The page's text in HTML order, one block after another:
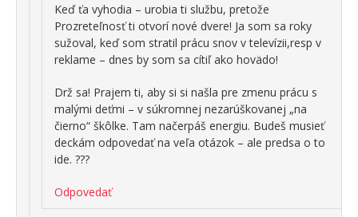
Keď ťa vyhodia – urobia ti službu, pretože
Prozreteľnosť ti otvorí nové dvere! Ja som sa roky
sužoval, keď som stratil prácu snov v televízii,resp v
reklame – dnes by som sa cítiľ ako hovädo!
Drž sa! Prajem ti, aby si si našla pre zmenu prácu s
malými deťmi – v súkromnej nezarúškovanej „na
čierno“ škôlke. Tam načerpáš energiu. Budeš musieť
deckám odpovedať na veľa otázok – ale predsa o to
ide. ???
Odpovedať